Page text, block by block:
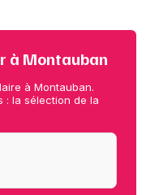
à Montauban
à Montauban.
: la sélection de la